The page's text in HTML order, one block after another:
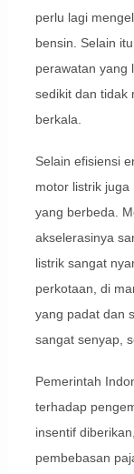
perlu lagi
bensin. Selain
perawatan yang
sedikit dan tidak
berkala.
Selain efisiensi
motor listrik
yang berbeda.
akselerasinya
listrik sangat
perkotaan, di
yang padat dan
sangat senyap,
Pemerintah
terhadap
insentif
pembebasan